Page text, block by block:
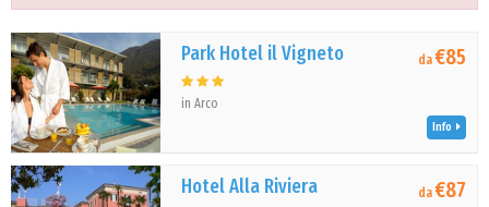
Park Hotel il Vigneto
in Arco
da€85
Info
Hotel Alla Riviera da€87